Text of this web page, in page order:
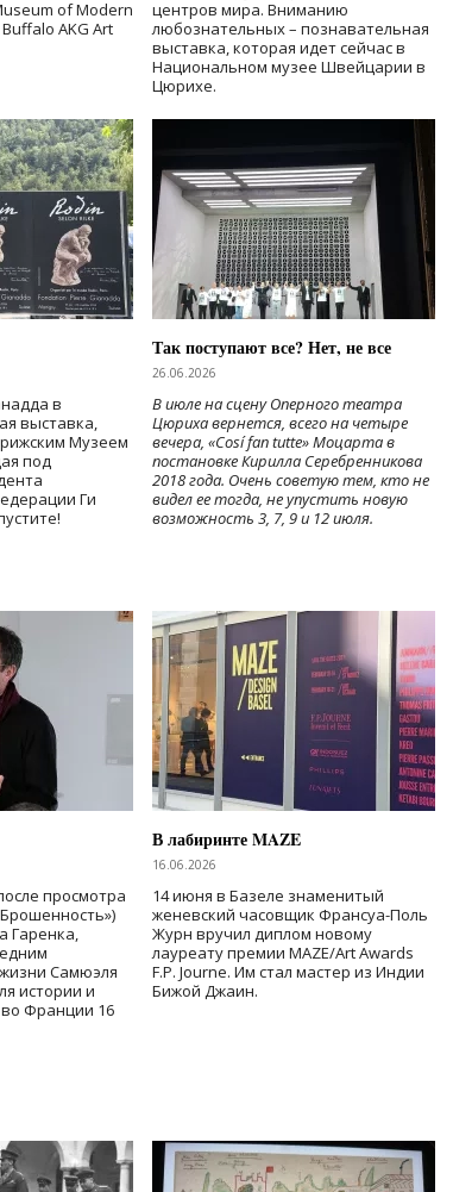
of Modern
AKG Art
центров мира. Вниманию
любознательных – познавательная
выставка, которая идет сейчас в
Национальном музее Швейцарии в
Цюрихе.
в
выставка,
Музеем
под
Ги
Так поступают все? Нет, не все
26.06.2026
В июле на сцену Оперного театра
Цюриха вернется, всего на четыре
вечера, «Cosí fan tutte» Моцарта в
постановке Кирилла Серебренникова
2018 года. Очень советую тем, кто не
видел ее тогда, не упустить новую
возможность 3, 7, 9 и 12 июля.
просмотра
Гаренка,
Самюэля
истории и
во Франции 16
В лабиринте MAZE
16.06.2026
14 июня в Базеле знаменитый
женевский часовщик Франсуа-Поль
Журн вручил диплом новому
лауреату премии MAZE/Art Awards
F.P. Journe. Им стал мастер из Индии
Бижой Джаин.